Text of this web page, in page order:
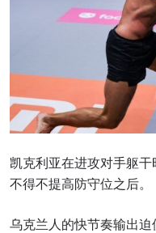
凯克利亚在进攻对手躯
不得不提高防守位之后。
乌克兰人的快节奏输出